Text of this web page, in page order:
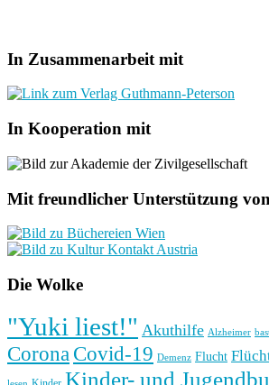
In Zusammenarbeit mit
In Kooperation mit
Mit freundlicher Unterstützung von
Die Wolke
"Yuki liest!" Akuthilfe Alzheimer
Corona Covid-19 Demenz Flucht
Kinder- und